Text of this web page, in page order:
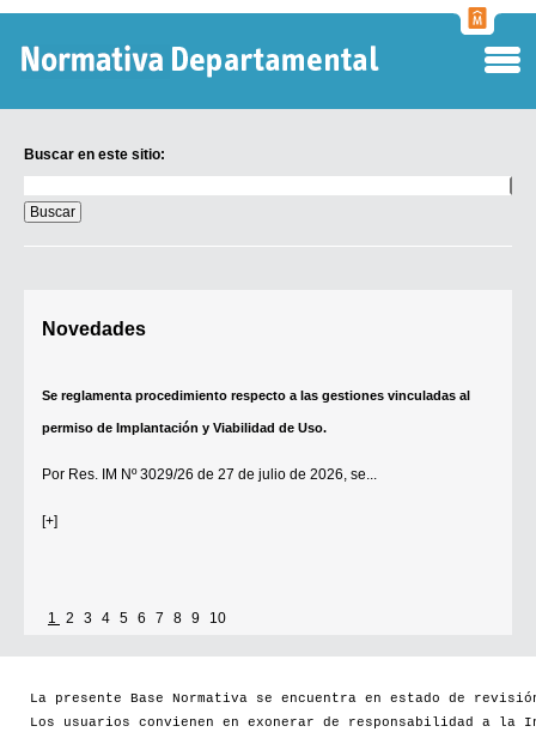
Buscar en este sitio:
en
este
sitio:
Novedades
Se reglamenta procedimiento respecto a las gestiones vinculadas al
permiso de Implantación y Viabilidad de Uso.
Por Res. IM Nº 3029/26 de 27 de julio de 2026, se...
[+]
1 2 3 4 5 6 7 8 9 10
La presente Base Normativa se encuentra en estado de
Los usuarios convienen en exonerar de responsabilidad a la